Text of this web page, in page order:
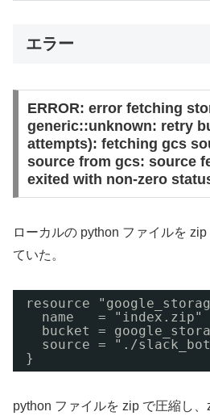
エラー
ERROR: error fetching
generic::unknown: retry
attempts): fetching gcs
source from gcs: source
exited with non-zero
ローカルの python ファイルを
ていた。
resource
name   = "index.zip"
bucket =
source = "./
}
python ファイルを zip で圧縮し